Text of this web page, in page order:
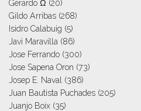
Gerardo Ω (20)
Gildo Arribas (268)
Isidro Calabuig (5)
Javi Maravilla (86)
Jose Ferrando (300)
Jose Sapena Oron (73)
Josep E. Naval
(386)
Juan Bautista Puchades (205)
Juanjo Boix (35)